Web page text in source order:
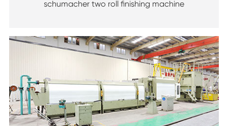
schumacher two roll finishing machine